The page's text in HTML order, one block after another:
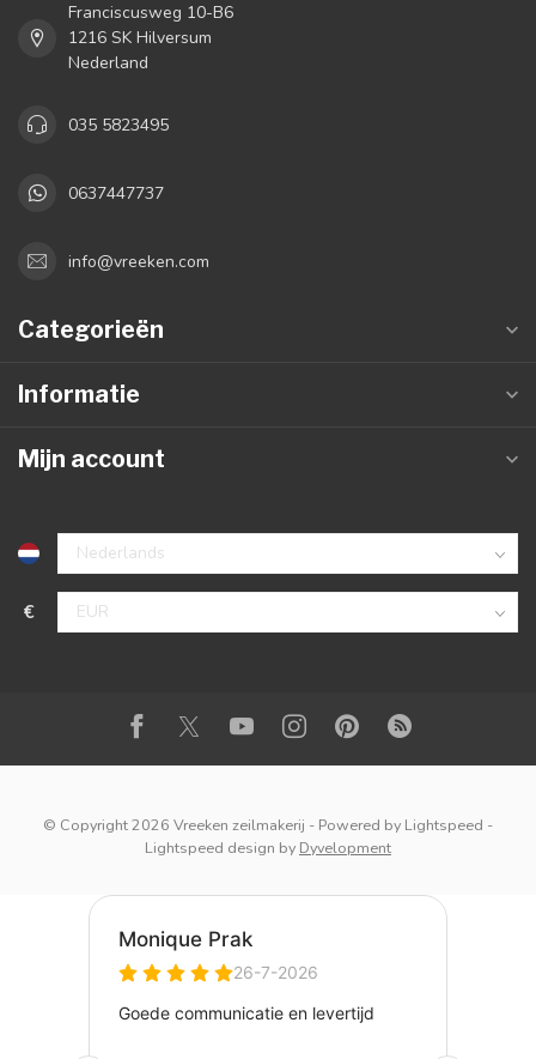
Franciscusweg 10-B6
1216 SK Hilversum
Nederland
035 5823495
0637447737
info@vreeken.com
Categorieën
Informatie
Mijn account
€
© Copyright 2026 Vreeken zeilmakerij - Powered by Lightspeed -
Lightspeed design by Dyvelopment